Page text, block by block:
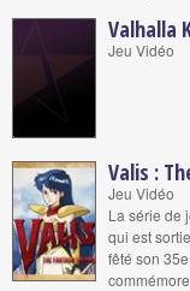
Valhalla
Jeu Vidéo
Valis :
Jeu Vidéo
La série de
qui est
fêté son